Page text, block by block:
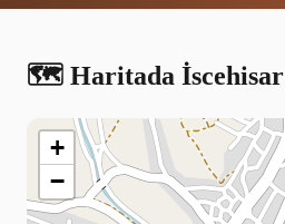
🗺️ Haritada İscehisar
+
−